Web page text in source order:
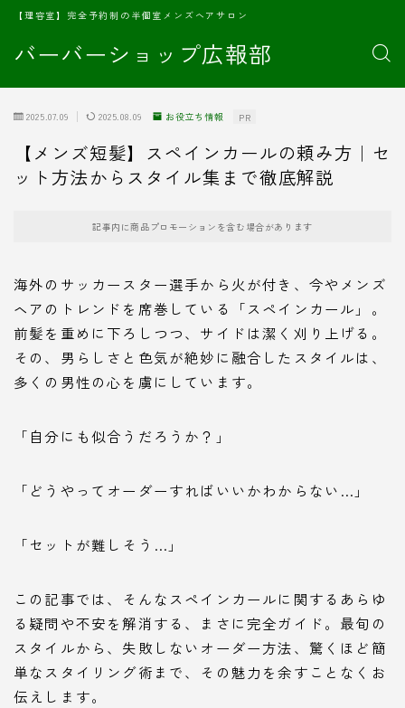
バーバーショップ広報部
【理容室】完全予約制の半個室メンズヘアサロン
2025.07.09 2025.08.09 お役立ち情報 PR
【メンズ短髪】スペインカールの頼み方｜セ
ット方法からスタイル集まで徹底解説
記事内に商品プロモーションを含む場合があります
海外のサッカースター選手から火が付き、今やメンズ
ヘアのトレンドを席巻している「スペインカール」。
前髪を重めに下ろしつつ、サイドは潔く刈り上げる。
その、男らしさと色気が絶妙に融合したスタイルは、
多くの男性の心を虜にしています。
「自分にも似合うだろうか？」
「どうやってオーダーすればいいかわからない…」
「セットが難しそう…」
この記事では、そんなスペインカールに関するあらゆ
る疑問や不安を解消する、まさに完全ガイド。最旬の
スタイルから、失敗しないオーダー方法、驚くほど簡
単なスタイリング術まで、その魅力を余すことなくお
伝えします。